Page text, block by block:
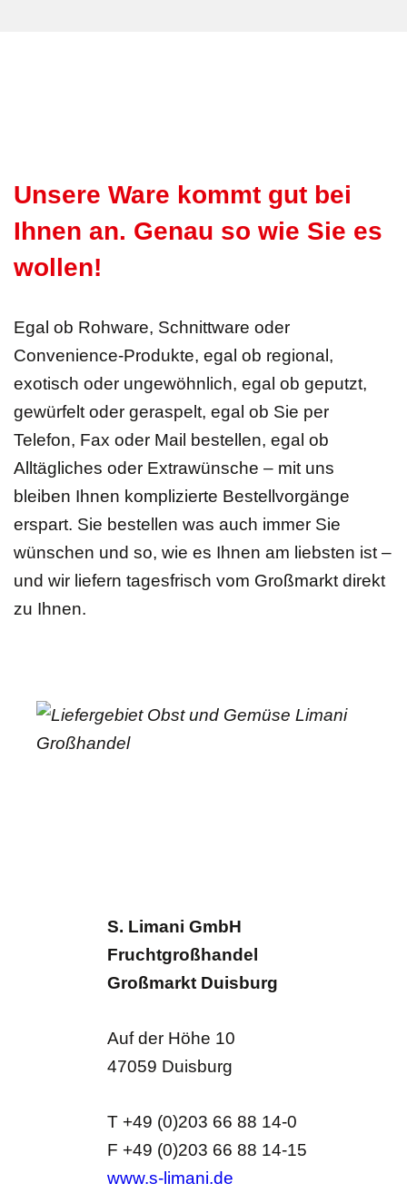
Unsere Ware kommt gut bei
Ihnen an. Genau so wie Sie es
wollen!
Egal ob Rohware, Schnittware oder
Convenience-Produkte, egal ob regional,
exotisch oder ungewöhnlich, egal ob geputzt,
gewürfelt oder geraspelt, egal ob Sie per
Telefon, Fax oder Mail bestellen, egal ob
Alltägliches oder Extrawünsche – mit uns
bleiben Ihnen komplizierte Bestellvorgänge
erspart. Sie bestellen was auch immer Sie
wünschen und so, wie es Ihnen am liebsten ist –
und wir liefern tagesfrisch vom Großmarkt direkt
zu Ihnen.
S. Limani GmbH
Fruchtgroßhandel
Großmarkt Duisburg
Auf der Höhe 10
47059 Duisburg
T +49 (0)203 66 88 14-0
F +49 (0)203 66 88 14-15
www.s-limani.de